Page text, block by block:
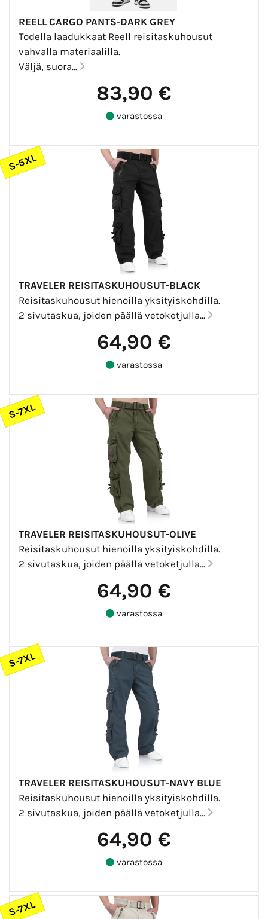
REELL CARGO PANTS-DARK GREY
Todella laadukkaat Reell reisitaskuhousut
vahvalla materiaalilla.
Väljä, suora...
83,90 €
varastossa
S-5XL
TRAVELER REISITASKUHOUSUT-BLACK
Reisitaskuhousut hienoilla yksityiskohdilla.
2 sivutaskua, joiden päällä vetoketjulla...
64,90 €
varastossa
S-7XL
TRAVELER REISITASKUHOUSUT-OLIVE
Reisitaskuhousut hienoilla yksityiskohdilla.
2 sivutaskua, joiden päällä vetoketjulla...
64,90 €
varastossa
S-7XL
TRAVELER REISITASKUHOUSUT-NAVY BLUE
Reisitaskuhousut hienoilla yksityiskohdilla.
2 sivutaskua, joiden päällä vetoketjulla...
64,90 €
varastossa
S-7XL